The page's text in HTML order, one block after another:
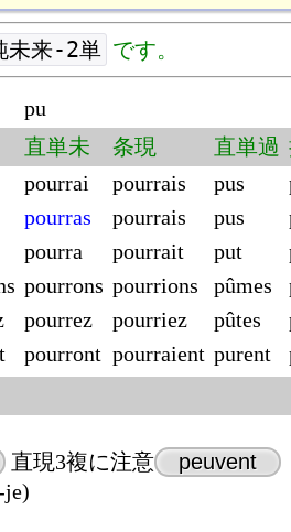
未来-2単 です。
pu
直単未 条現 直単過
pourrai pourrais pus
pourras pourrais pus
pourra pourrait put
pourrons pourrions pûmes
pourrez pourriez pûtes
pourront pourraient purent
直現3複に注意
peuvent
je)